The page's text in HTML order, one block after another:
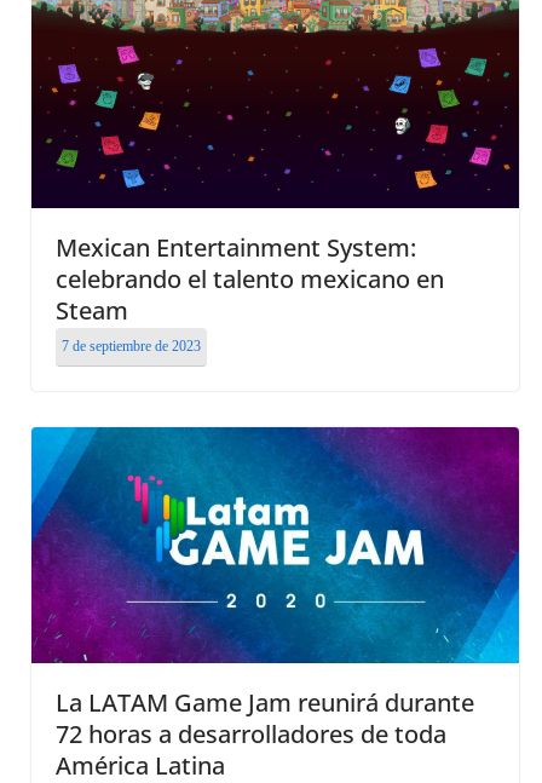
Mexican Entertainment System:
celebrando el talento mexicano en
Steam
7 de septiembre de 2023
La LATAM Game Jam reunirá durante
72 horas a desarrolladores de toda
América Latina